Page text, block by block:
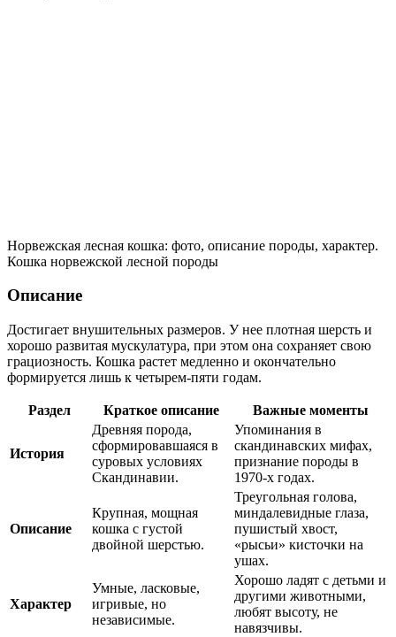
Норвежская лесная кошка: фото, описание породы, характер.
Кошка норвежской лесной породы
Описание
Достигает внушительных размеров. У нее плотная шерсть и
хорошо развитая мускулатура, при этом она сохраняет свою
грациозность. Кошка растет медленно и окончательно
формируется лишь к четырем-пяти годам.
Раздел Краткое описание Важные моменты
История
Древняя порода,
сформировавшаяся в
суровых условиях
Скандинавии.
Упоминания в
скандинавских мифах,
признание породы в
1970-х годах.
Описание
Крупная, мощная
кошка с густой
двойной шерстью.
Треугольная голова,
миндалевидные глаза,
пушистый хвост,
«рысьи» кисточки на
ушах.
Характер
Умные, ласковые,
игривые, но
независимые.
Хорошо ладят с детьми и
другими животными,
любят высоту, не
навязчивы.